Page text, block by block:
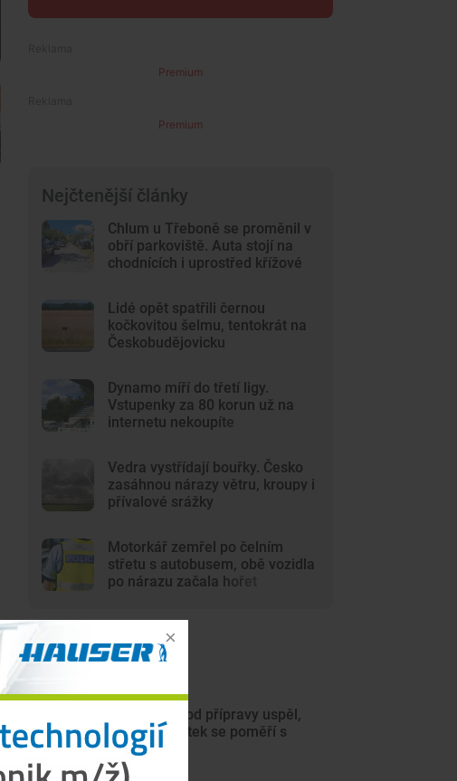
Premium
Premium
Nejčtenější články
Chlum u Třeboně se proměnil v
obří parkoviště. Auta stojí na
chodnících i uprostřed křížové
Lidé opět spatřili černou
kočkovitou šelmu, tentokrát na
Českobudějovicku
Dynamo míří do třetí ligy.
Vstupenky za 80 korun už na
internetu nekoupíte
Vedra vystřídají bouřky. Česko
zasáhnou nárazy větru, kroupy i
přívalové srážky
Motorkář zemřel po čelním
střetu s autobusem, obě vozidla
po nárazu začala hořet
Motor na úvod přípravy uspěl,
hned ve čtvrtek se poměří s
Jihlavou